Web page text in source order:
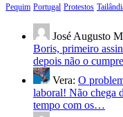
Pequim Portugal Protestos
José Augusto
Boris, primeiro
depois não o
Vera: O
laboral! Não chega
tempo com os…